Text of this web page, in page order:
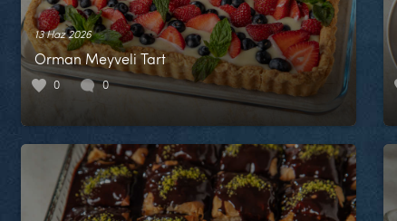
13 Haz 2026
Orman Meyveli Tart
0 0